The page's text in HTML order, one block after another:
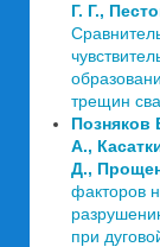
Г. Г.,
трещин
Позняков
А.,
Д.,
факторов
при